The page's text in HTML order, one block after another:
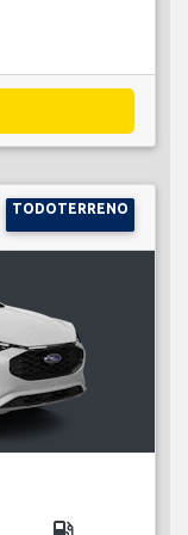
TODOTERRENO